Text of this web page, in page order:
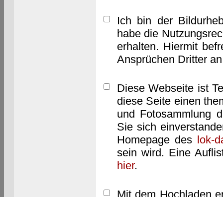
Ich bin der
habe die
erhalten. Hiermit
Ansprüchen Dritter
Diese Webseite ist
diese Seite einen
und Fotosammlung
Sie sich
Homepage des lok-
sein wird. Eine
hier.
Mit dem Hochladen